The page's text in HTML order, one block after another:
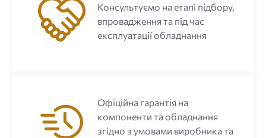
Консультуємо на етапі підбору,
впровадження та під час
експлуатації обладнання
Офіційна гарантія на
компоненти та обладнання
згідно з умовами виробника та